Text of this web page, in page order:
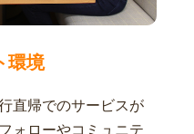
環境
直帰でのサービスが
ォローやコミュニテ